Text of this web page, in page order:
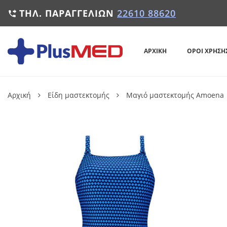
 ΤΗΛ. ΠΑΡΑΓΓΕΛΙΏΝ 22610 88620
ΑΡΧΙΚΉ ΌΡΟΙ
Αρχική Είδη μαστεκτομής Μαγιό μαστεκτομής Amoena